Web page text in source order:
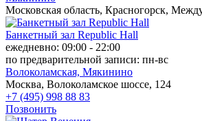
Московская область, Красногорск,
Банкетный зал Republic Hall
ежедневно: 09:00 - 22:00
по предварительной записи: пн-вс
Волоколамская, Мякинино
Москва, Волоколамское шоссе, 124
+7 (495) 998 88 83
Позвонить